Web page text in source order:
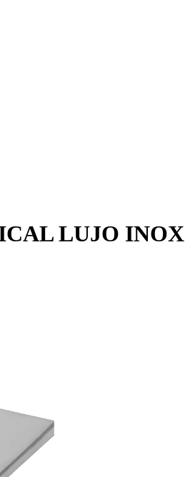
LUJO INOX